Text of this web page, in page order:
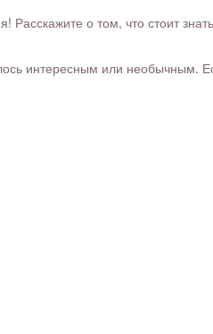
о том, что стоит
интересным или необычным.